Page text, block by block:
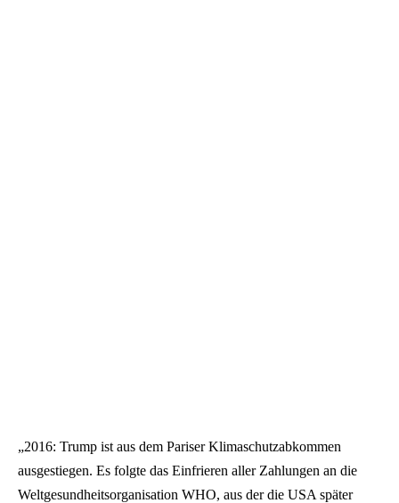
„2016: Trump ist aus dem Pariser Klimaschutzabkommen
ausgestiegen. Es folgte das Einfrieren aller Zahlungen an die
Weltgesundheitsorganisation WHO, aus der die USA später